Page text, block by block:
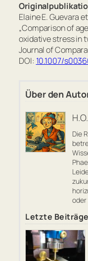
Elaine E. Guevara
„Comparison of
oxidative stress in
Journal of
DOI: 10.1007/
Über den
Die
oder
Letzte Beiträge